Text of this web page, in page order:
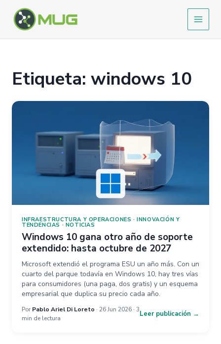
contenido
Etiqueta: windows 10
INFRAESTRUCTURA Y OPERACIONES ·INNOVACIÓN Y
TENDENCIAS · NOTICIAS
Windows 10 gana otro año de soporte
extendido: hasta octubre de 2027
Microsoft extendió el programa ESU un año más. Con un
cuarto del parque todavía en Windows 10, hay tres vías
para consumidores (una paga, dos gratis) y un esquema
empresarial que duplica su precio cada año.
Por Pablo Ariel Di Loreto · 26 Jun 2026 · 3
min de lectura
Leer publicación →